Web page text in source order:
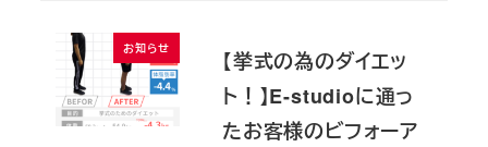
お知らせ
【挙式の為のダイエッ
ト！】E-studioに通っ
たお客様のビフォーア